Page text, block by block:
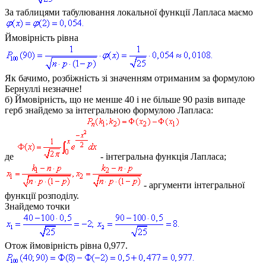
За таблицями табулювання локальної функції Лапласа маємо
Ймовірність рівна
Як бачимо, розбіжність зі значенням отриманим за формулою
Бернуллі незначне!
б) Ймовірність, що не менше 40 і не більше 90 разів випаде
герб знайдемо за інтегральною формулою Лапласа:
де - інтегральна функція Лапласа;
- аргументи інтегральної
функції розподілу.
Знайдемо точки
Отож ймовірність рівна 0,977.